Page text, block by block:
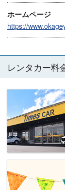
ホームページ
https://
レンタカー料